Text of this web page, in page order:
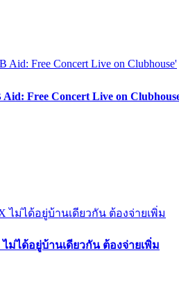
Free Concert Live on
ได้อยู่บ้านเดียวกัน ต้องจ่ายเพิ่ม